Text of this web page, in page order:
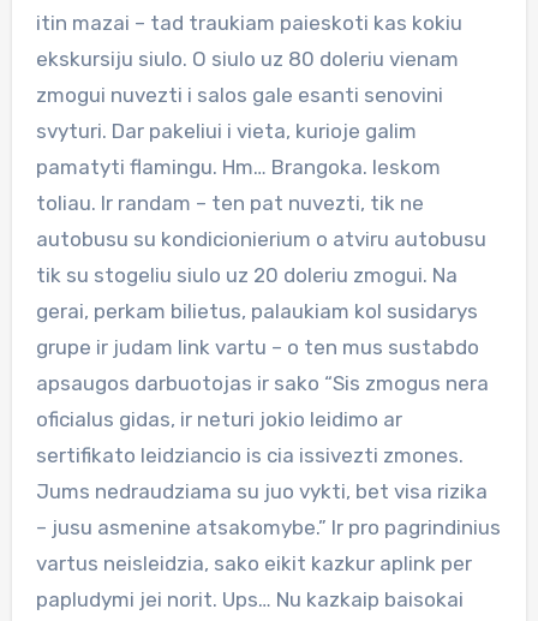
itin mazai – tad traukiam paieskoti kas kokiu
ekskursiju siulo. O siulo uz 80 doleriu vienam
zmogui nuvezti i salos gale esanti senovini
svyturi. Dar pakeliui i vieta, kurioje galim
pamatyti flamingu. Hm… Brangoka. Ieskom
toliau. Ir randam – ten pat nuvezti, tik ne
autobusu su kondicionierium o atviru autobusu
tik su stogeliu siulo uz 20 doleriu zmogui. Na
gerai, perkam bilietus, palaukiam kol susidarys
grupe ir judam link vartu – o ten mus sustabdo
apsaugos darbuotojas ir sako “Sis zmogus nera
oficialus gidas, ir neturi jokio leidimo ar
sertifikato leidziancio is cia issivezti zmones.
Jums nedraudziama su juo vykti, bet visa rizika
– jusu asmenine atsakomybe.” Ir pro pagrindinius
vartus neisleidzia, sako eikit kazkur aplink per
papludymi jei norit. Ups… Nu kazkaip baisokai